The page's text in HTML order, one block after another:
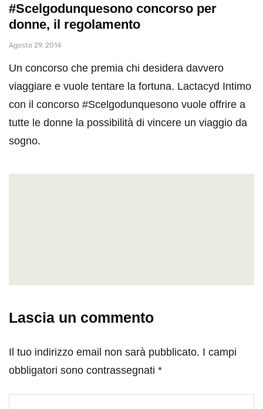
#Scelgodunquesono concorso per
donne, il regolamento
Agosto 29, 2014
Un concorso che premia chi desidera davvero
viaggiare e vuole tentare la fortuna. Lactacyd Intimo
con il concorso #Scelgodunquesono vuole offrire a
tutte le donne la possibilità di vincere un viaggio da
sogno.
Lascia un commento
Il tuo indirizzo email non sarà pubblicato. I campi
obbligatori sono contrassegnati *